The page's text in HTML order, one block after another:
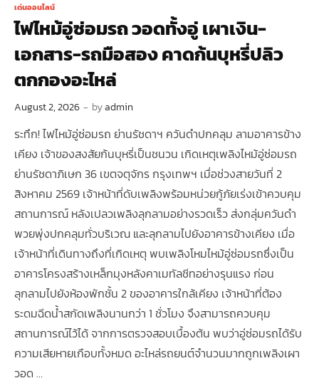
เด่นออนไลน์
ไฟไหม้อู่ซ่อมรถ วอดทั้งอู่ เผาเงิน-
เอกสาร-รถมือสอง คาดก้นบุหรี่ปลิว
ตกกองอะไหล่
August 2, 2026 - byadmin
ระทึก! ไฟไหม้อู่ซ่อมรถ ย่านรัชดาฯ ควันดำปกคลุม ลามอาคารข้าง
เคียง เจ้าของสงสัยก้นบุหรี่เป็นชนวน เกิดเหตุเพลิงไหม้อู่ซ่อมรถ
ย่านรัชดาภิเษก 36 เขตจตุจักร กรุงเทพฯ เมื่อช่วงสายวันที่ 2
สิงหาคม 2569 เจ้าหน้าที่ดับเพลิงพร้อมหน่วยกู้ภัยเร่งเข้าควบคุม
สถานการณ์ หลังเปลวเพลิงลุกลามอย่างรวดเร็ว ส่งกลุ่มควันดำ
พวยพุ่งปกคลุมทั่วบริเวณ และลุกลามไปยังอาคารข้างเคียง เมื่อ
เจ้าหน้าที่เดินทางถึงที่เกิดเหตุ พบเพลิงโหมไหม้อู่ซ่อมรถซึ่งเป็น
อาคารโครงสร้างเหล็กมุงหลังคาเมทัลชีทอย่างรุนแรง ก่อน
ลุกลามไปยังห้องพักชั้น 2 ของอาคารใกล้เคียง เจ้าหน้าที่ต้อง
ระดมฉีดน้ำสกัดเพลิงนานกว่า 1 ชั่วโมง จึงสามารถควบคุม
สถานการณ์ไว้ได้ จากการตรวจสอบเบื้องต้น พบว่าอู่ซ่อมรถได้รับ
ความเสียหายเกือบทั้งหมด อะไหล่รถยนต์จำนวนมากถูกเพลิงเผา
วอด …